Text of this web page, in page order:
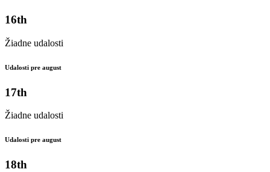
16th
Žiadne udalosti
Udalosti pre august
17th
Žiadne udalosti
Udalosti pre august
18th